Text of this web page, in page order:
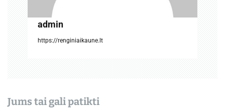
admin
https://renginiaikaune.lt
Jums tai gali patikti